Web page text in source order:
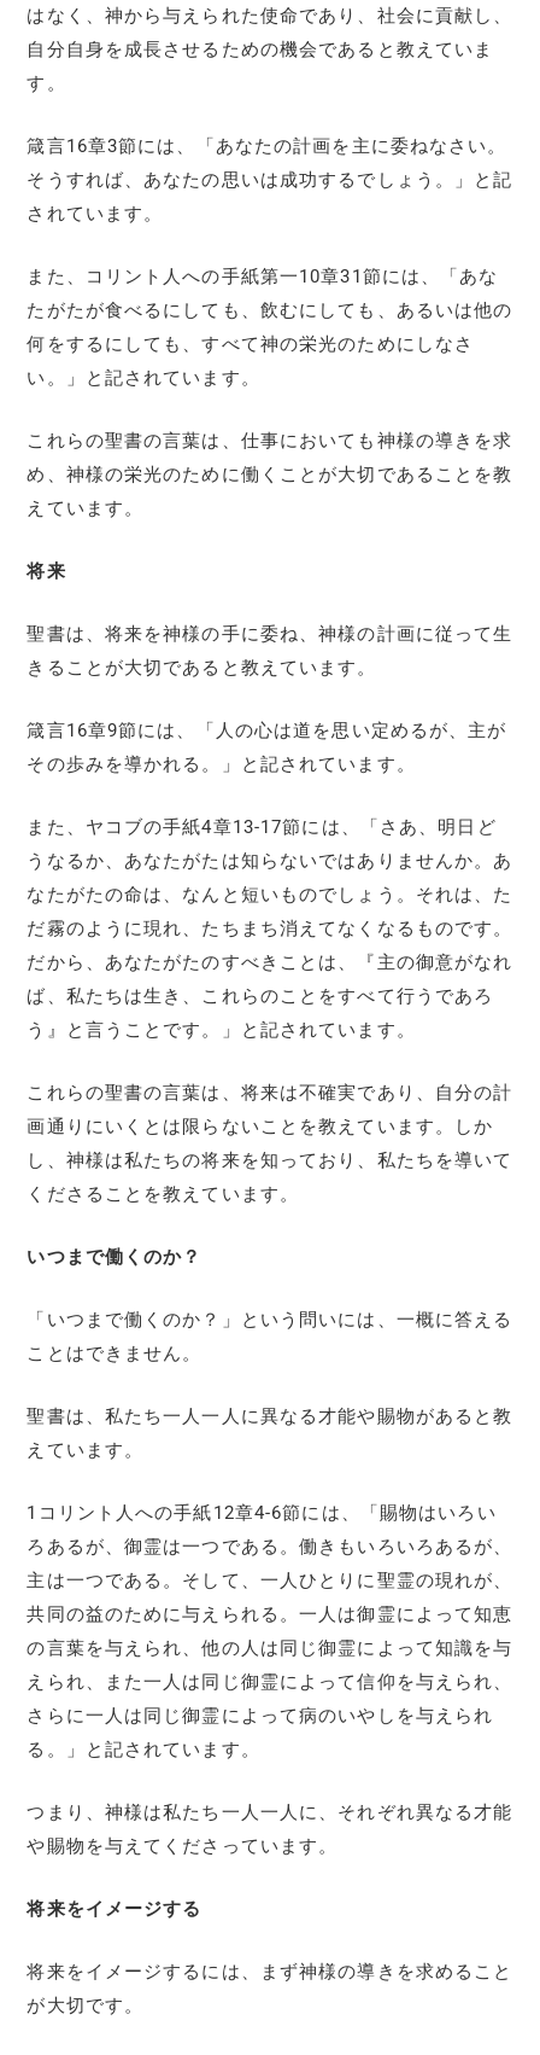
はなく、神から与えられた使命であり、社会に貢献し、
自分自身を成長させるための機会であると教えていま
す。
箴言16章3節には、「あなたの計画を主に委ねなさい。
そうすれば、あなたの思いは成功するでしょう。」と記
されています。
また、コリント人への手紙第一10章31節には、「あな
たがたが食べるにしても、飲むにしても、あるいは他の
何をするにしても、すべて神の栄光のためにしなさ
い。」と記されています。
これらの聖書の言葉は、仕事においても神様の導きを求
め、神様の栄光のために働くことが大切であることを教
えています。
将来
聖書は、将来を神様の手に委ね、神様の計画に従って生
きることが大切であると教えています。
箴言16章9節には、「人の心は道を思い定めるが、主が
その歩みを導かれる。」と記されています。
また、ヤコブの手紙4章13-17節には、「さあ、明日ど
うなるか、あなたがたは知らないではありませんか。あ
なたがたの命は、なんと短いものでしょう。それは、た
だ霧のように現れ、たちまち消えてなくなるものです。
だから、あなたがたのすべきことは、『主の御意がなれ
ば、私たちは生き、これらのことをすべて行うであろ
う』と言うことです。」と記されています。
これらの聖書の言葉は、将来は不確実であり、自分の計
画通りにいくとは限らないことを教えています。しか
し、神様は私たちの将来を知っており、私たちを導いて
くださることを教えています。
いつまで働くのか？
「いつまで働くのか？」という問いには、一概に答える
ことはできません。
聖書は、私たち一人一人に異なる才能や賜物があると教
えています。
1コリント人への手紙12章4-6節には、「賜物はいろい
ろあるが、御霊は一つである。働きもいろいろあるが、
主は一つである。そして、一人ひとりに聖霊の現れが、
共同の益のために与えられる。一人は御霊によって知恵
の言葉を与えられ、他の人は同じ御霊によって知識を与
えられ、また一人は同じ御霊によって信仰を与えられ、
さらに一人は同じ御霊によって病のいやしを与えられ
る。」と記されています。
つまり、神様は私たち一人一人に、それぞれ異なる才能
や賜物を与えてくださっています。
将来をイメージする
将来をイメージするには、まず神様の導きを求めること
が大切です。